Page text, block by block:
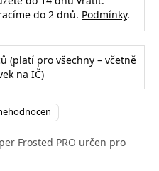
do 2 dnů. Podmínky.
(platí pro všechny – včetně
na IČ)
Frosted PRO určen pro